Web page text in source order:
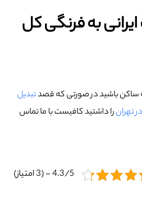
به فرنگی کل
ساکن باشید در صورتی که قصدتبدیل
تهرانرا داشتید کافیست با ما تماس
4.3/5 - (3 امتیاز)